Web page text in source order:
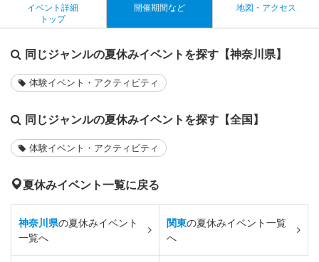
イベント詳細
トップ
開催期間など 地図・アクセス
同じジャンルの夏休みイベントを探す【神奈川県】
体験イベント・アクティビティ
同じジャンルの夏休みイベントを探す【全国】
体験イベント・アクティビティ
夏休みイベント一覧に戻る
神奈川県の夏休みイベント
一覧へ
関東の夏休みイベント一覧
へ